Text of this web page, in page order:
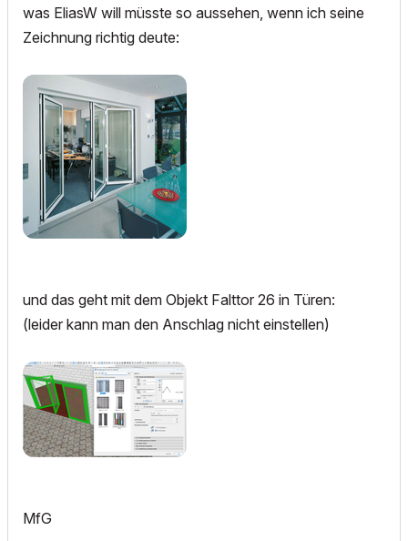
was EliasW will müsste so aussehen, wenn ich seine
Zeichnung richtig deute:
und das geht mit dem Objekt Falttor 26 in Türen:
(leider kann man den Anschlag nicht einstellen)
MfG